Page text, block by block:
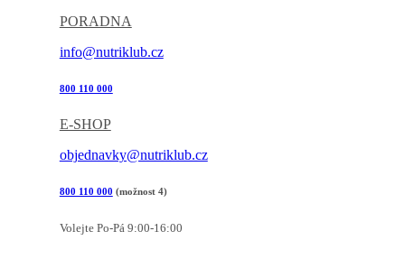
PORADNA
info@nutriklub.cz
800 110 000
E-SHOP
objednavky@nutriklub.cz
800 110 000 (možnost 4)
Volejte Po-Pá 9:00-16:00